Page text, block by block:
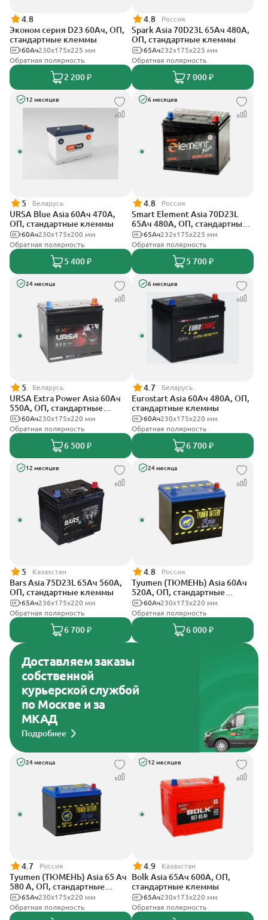
4.8
Эконом серия D23 60Ач, ОП,
стандартные клеммы
230x175x225 мм
60Ач
Обратная полярность
2 200 ₽
4.8 Россия
Spark Asia 70D23L 65Ач 480А,
ОП, стандартные клеммы
232x175x225 мм
65Ач
Обратная полярность
7 000 ₽
12 месяцев
5 Беларусь
URSA Blue Asia 60Ач 470А,
ОП, стандартные клеммы
230x175x200 мм
60Ач
Обратная полярность
5 400 ₽
6 месяцев
4.8 Россия
Smart Element Asia 70D23L
65Ач 480А, ОП, стандартные
клеммы232х175х225 мм
65Ач
Обратная полярность
5 700 ₽
24 месяца
5 Беларусь
URSA Extra Power Asia 60Ач
550А, ОП, стандартные
клеммы230x175x220 мм
60Ач
Обратная полярность
6 500 ₽
6 месяцев
4.7 Беларусь
Eurostart Asia 60Ач 480А, ОП,
стандартные клеммы
230x175x220 мм
60Ач
Обратная полярность
6 700 ₽
12 месяцев
5 Казахстан
Bars Asia 75D23L 65Ач 560А,
ОП, стандартные клеммы
236х175х220 мм
65Ач
Обратная полярность
6 700 ₽
24 месяца
4.8 Россия
Tyumen (ТЮМЕНЬ) Asia 60Ач
520А, ОП, стандартные
клеммы230х173х220 мм
60Ач
Обратная полярность
6 000 ₽
Доставляем заказы
собственной
курьерской службой
по Москве и за
МКАД
Подробнее
24 месяца
4.7 Россия
Tyumen (ТЮМЕНЬ) Asia 65 Ач
580 А, ОП, стандартные
клеммы230x175x220 мм
65Ач
Обратная полярность
12 месяцев
4.9 Казахстан
Bolk Asia 65Ач 600А, ОП,
стандартные клеммы
230x173x220 мм
65Ач
Обратная полярность